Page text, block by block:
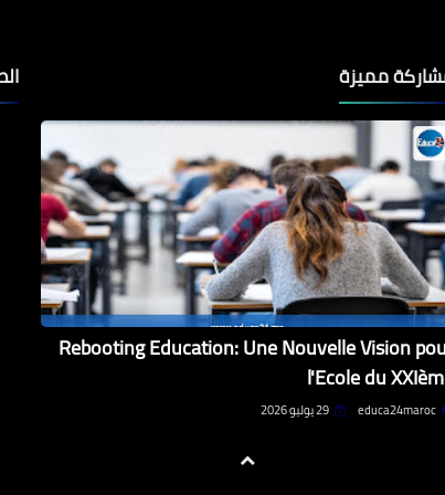
مميزة
Rebooting Education: Une Nouvelle Vision
l'Ecole du
educa24maroc 29 يوليو 2026